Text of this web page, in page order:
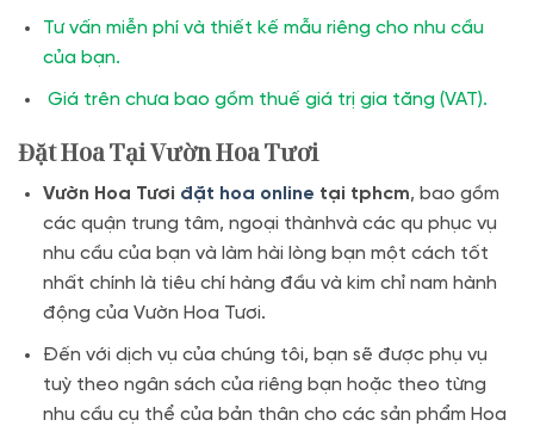
Tư vấn miễn phí và thiết kế mẫu riêng cho nhu cầu
của bạn.
Giá trên chưa bao gồm thuế giá trị gia tăng (VAT).
Đặt Hoa Tại Vườn Hoa Tươi
Vườn Hoa Tươi đặt hoa online tại tphcm, bao gồm
các quận trung tâm, ngoại thànhvà các qu phục vụ
nhu cầu của bạn và làm hài lòng bạn một cách tốt
nhất chính là tiêu chí hàng đầu và kim chỉ nam hành
động của Vườn Hoa Tươi.
Đến với dịch vụ của chúng tôi, bạn sẽ được phụ vụ
tuỳ theo ngân sách của riêng bạn hoặc theo từng
nhu cầu cụ thể của bản thân cho các sản phẩm Hoa